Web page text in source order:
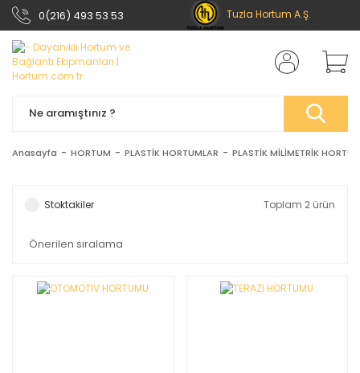
0(216) 493 53 53 Tuzla Hortum A.Ş.
Anasayfa HORTUM PLASTİK HORTUMLAR PLASTİK MİLİMETRİK
Stoktakiler Toplam 2 ürün